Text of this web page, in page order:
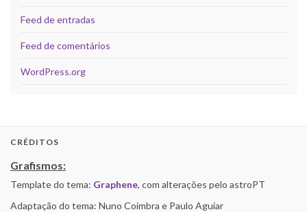
Feed de entradas
Feed de comentários
WordPress.org
CRÉDITOS
Grafismos:
Template do tema: Graphene, com alterações pelo astroPT
Adaptação do tema: Nuno Coimbra e Paulo Aguiar